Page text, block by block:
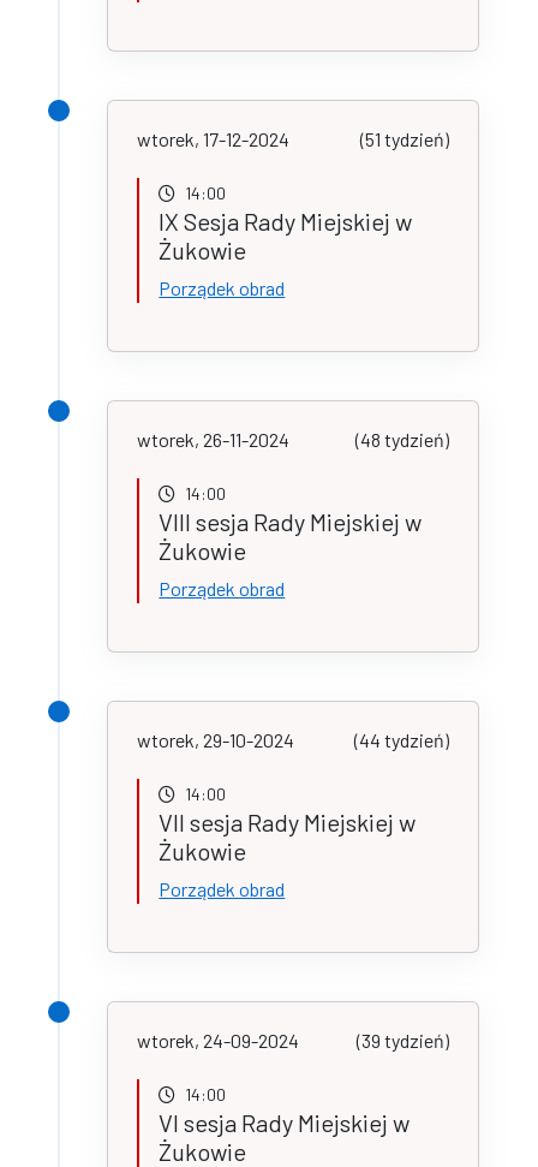
wtorek, 17-12-2024 (51 tydzień)
14:00
IX Sesja Rady Miejskiej w
Żukowie
Porządek obrad
wtorek, 26-11-2024 (48 tydzień)
14:00
VIII sesja Rady Miejskiej w
Żukowie
Porządek obrad
wtorek, 29-10-2024 (44 tydzień)
14:00
VII sesja Rady Miejskiej w
Żukowie
Porządek obrad
wtorek, 24-09-2024 (39 tydzień)
14:00
VI sesja Rady Miejskiej w
Żukowie